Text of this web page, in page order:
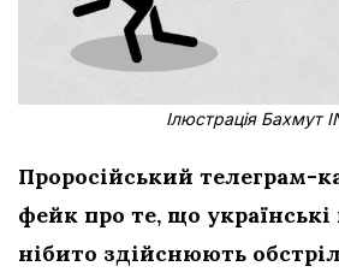
Ілюстрація Бахмут
Проросійський телеграм-
фейк про те, що українські
нібито здійснюють